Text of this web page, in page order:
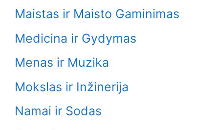
Maistas ir Maisto Gaminimas
Medicina ir Gydymas
Menas ir Muzika
Mokslas ir Inžinerija
Namai ir Sodas